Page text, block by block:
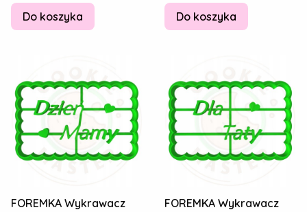
Do koszyka
Do koszyka
FOREMKA Wykrawacz
FOREMKA Wykrawacz